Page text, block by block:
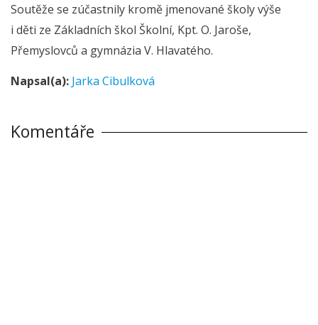
Soutěže se zúčastnily kromě jmenované školy výše
i děti ze Základních škol Školní, Kpt. O. Jaroše,
Přemyslovců a gymnázia V. Hlavatého.
Napsal(a): Jarka Cibulková
Komentáře